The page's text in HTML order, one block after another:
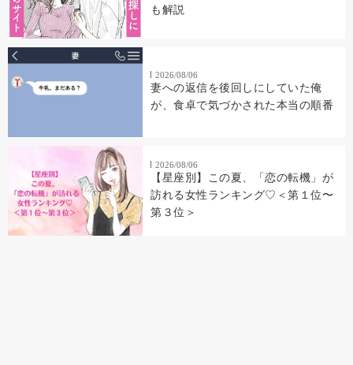
も解説
2026/08/06
妻への返信を後回しにしていた俺
が、食卓で気づかされた本当の順番
2026/08/06
【星座別】この夏、「恋の転機」が
訪れる女性ランキング♡＜第１位〜
第３位＞